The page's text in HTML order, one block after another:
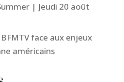
| Jeudi 20 août
face aux enjeux
américains